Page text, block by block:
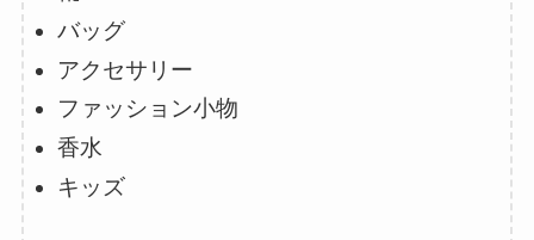
バッグ
アクセサリー
ファッション小物
香水
キッズ